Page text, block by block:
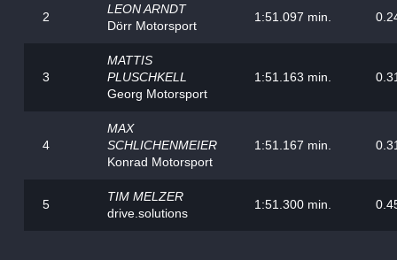
2
LEON ARNDT
Dörr Motorsport
1:51.097 min.
3
MATTIS
PLUSCHKELL
Georg Motorsport
1:51.163 min.
4
MAX
SCHLICHENMEIER
Konrad Motorsport
1:51.167 min.
5
TIM MELZER
drive.solutions
1:51.300 min.